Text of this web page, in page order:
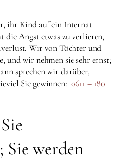
ihr Kind auf ein Internat
die Angst etwas zu verlieren,
Wir von Töchter und
und wir nehmen sie sehr ernst;
sprechen wir darüber,
Sie gewinnen: 0611 – 180
Sie werden